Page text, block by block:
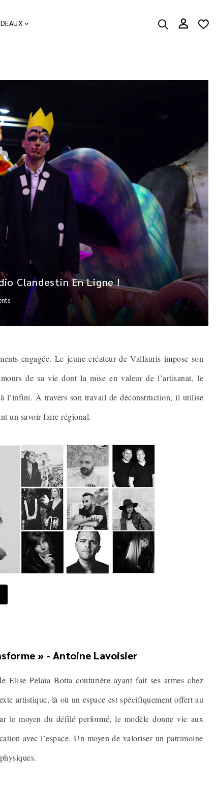
Clandestin En Ligne !
engagée. Le jeune créateur de Vallauris impose son
de sa vie dont la mise en valeur de l’artisanat, le
l’infini. À travers son travail de déconstruction, il utilise
un savoir-faire régional.
» - Antoine Lavoisier
Elise Pelaïa Botta couturière ayant fait ses armes chez
artistique, là où un espace est spécifiquement offert au
le moyen du défilé performé, le modèle donne vie aux
avec l’espace. Un moyen de valoriser un patrimoine